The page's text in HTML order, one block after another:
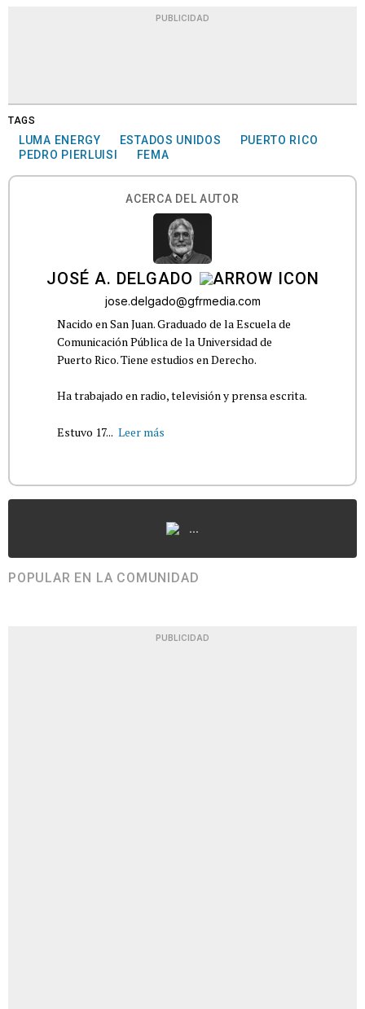
PUBLICIDAD
TAGS
LUMA ENERGY ESTADOS UNIDOS
PUERTO RICO
PEDRO PIERLUISI
FEMA
ACERCA DEL AUTOR
JOSÉ A. DELGADO
jose.delgado@gfrmedia.com
Nacido en San Juan. Graduado de la Escuela de
Comunicación Pública de la Universidad de
Puerto Rico. Tiene estudios en Derecho.
Ha trabajado en radio, televisión y prensa escrita.
Estuvo 17... Leer más
...
POPULAR EN LA COMUNIDAD
PUBLICIDAD